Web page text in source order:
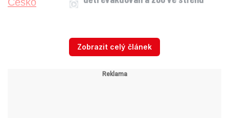
Zobrazit celý článek